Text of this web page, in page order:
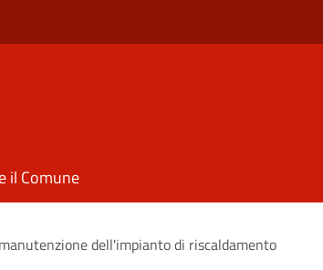
il Comune
dell'impianto di riscaldamento